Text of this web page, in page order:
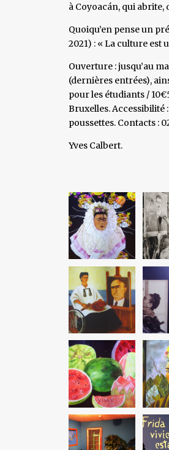
à Coyoacán, qui abrite,
Quoiqu’en pense un
2021) : « La culture est
Ouverture : jusqu’au
(dernières entrées),
pour les étudiants /
Bruxelles. Accessibilité
poussettes. Contacts :
Yves Calbert.